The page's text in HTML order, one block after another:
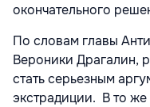
окончательного
По словам главы
Вероники Драгалин,
стать серьезным
экстрадиции. В то